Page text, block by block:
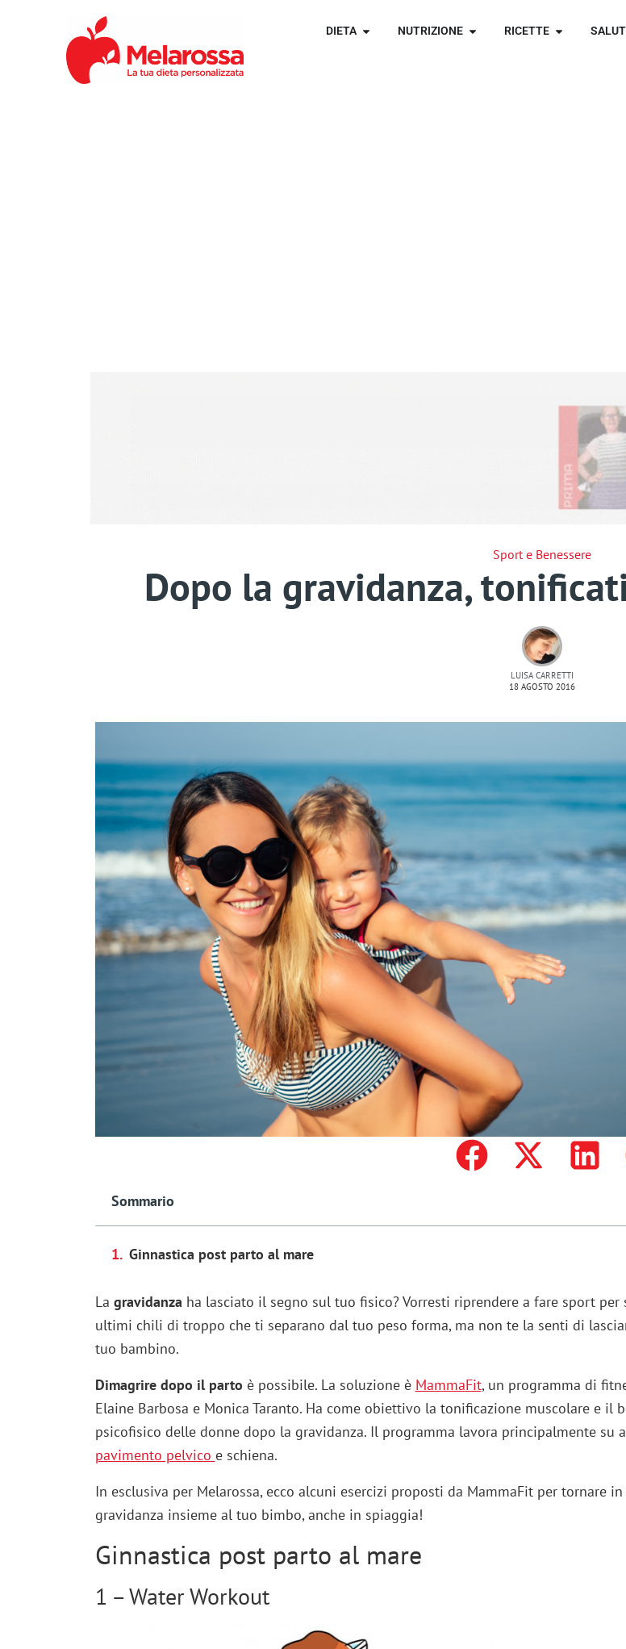
DIETA NUTRIZIONE RICETTE
Sport e Benessere
Dopo la gravidanza,
LUISA CARRETTI
18 AGOSTO 2016
Sommario
Ginnastica post parto al mare
La gravidanza ha lasciato il segno sul tuo fisico? Vorresti riprendere a fare sport
ultimi chili di troppo che ti separano dal tuo peso forma, ma non te la senti di
tuo bambino.
Dimagrire dopo il parto è possibile. La soluzione è MammaFit, un programma di
Elaine Barbosa e Monica Taranto. Ha come obiettivo la tonificazione muscolare e il
psicofisico delle donne dopo la gravidanza. Il programma lavora principalmente su
pavimento pelvico e schiena.
In esclusiva per Melarossa, ecco alcuni esercizi proposti da MammaFit per tornare
gravidanza insieme al tuo bimbo, anche in spiaggia!
Ginnastica post parto al mare
1 – Water Workout